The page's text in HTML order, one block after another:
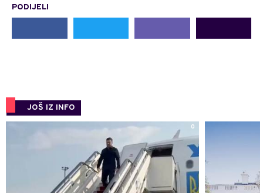
PODIJELI
JOŠ IZ INFO
0